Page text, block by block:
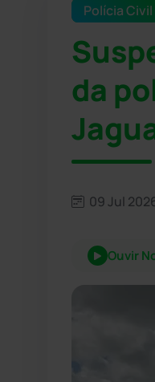
Polícia Civil
da
09 Jul
Ouvir